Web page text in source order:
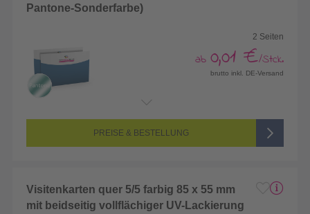
Pantone-Sonderfarbe)
2 Seiten
ab 0,01 €/Stck.
brutto inkl. DE-Versand
Seitenanzahl: 2-seitig (Vorderseite und Rückseite bedruckt)
5/5-farbig (vollfarbig bedruckt + 1 Sonderfarbe)
PREISE & BESTELLUNG
Visitenkarten quer 5/5 farbig 85 x 55 mm
mit beidseitig vollflächiger UV-Lackierung